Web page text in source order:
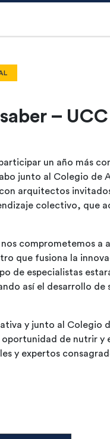
–
un año más
junto al Colegio de
arquitectos
colectivo, que
comprometemos a
que fusiona la
de especialistas
así el desarrollo de
y junto al Colegio
de nutrir y
y expertos